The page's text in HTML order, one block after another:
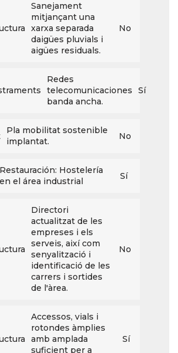
Sanejament
mitjançant una
xarxa separada
daigües pluvials i
aigües residuals.
No
Redes
telecomunicaciones
banda ancha.
Sí
Pla mobilitat sostenible
implantat.
No
Restauración: Hostelería
en el área industrial
Sí
Directori
actualitzat de les
empreses i els
serveis, així com
senyalització i
identificació de les
carrers i sortides
de l'àrea.
No
Accessos, vials i
rotondes àmplies
amb amplada
suficient per a
Sí